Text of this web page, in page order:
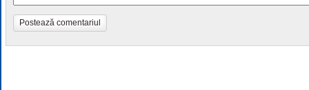
Postează comentariul